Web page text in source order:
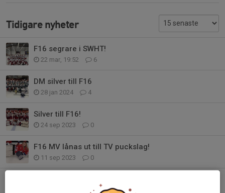
Tidigare nyheter
F16 segrare i SWHT!
22 mar, 19:52 6
DM silver till F16
28 jan 2024 4
Silver till F16!
24 sep 2023 0
F16 MV lånas ut till TV puckslag!
11 sep 2023 0